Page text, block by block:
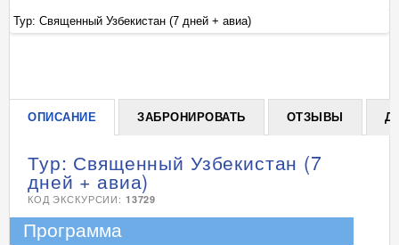
Тур: Священный Узбекистан (7 дней + авиа)
ОПИСАНИЕ ЗАБРОНИРОВАТЬ ОТЗЫВЫ
Тур: Священный Узбекистан (7
дней + авиа)
КОД ЭКСКУРСИИ: 13729
Программа